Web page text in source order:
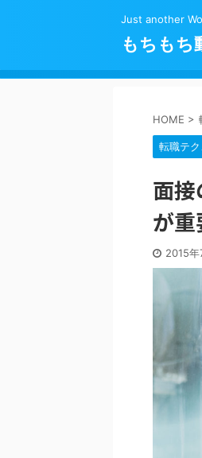
Just another
もちもち
HOME >
転職テ
面
が重
2015年